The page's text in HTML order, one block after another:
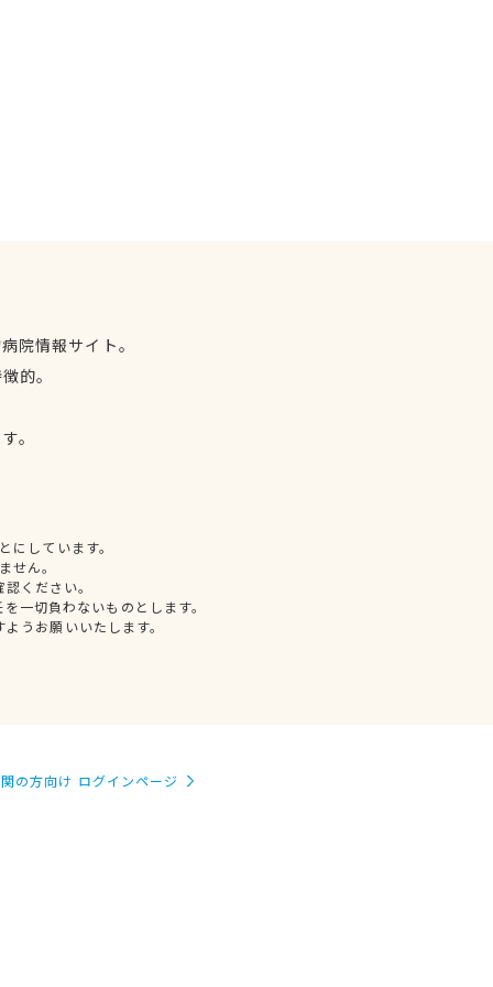
院情報サイト。
的。
。
しています。
せん。
ください。
一切負わないものとします。
うお願いいたします。
の方向け ログインページ